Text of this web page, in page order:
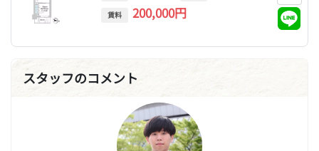
賃料 200,000円
スタッフのコメント